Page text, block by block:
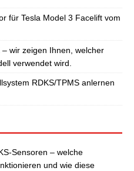
für Tesla Model 3 Facelift vom
wir zeigen Ihnen, welcher
verwendet wird.
RDKS/TPMS anlernen
Sensoren – welche
und wie diese